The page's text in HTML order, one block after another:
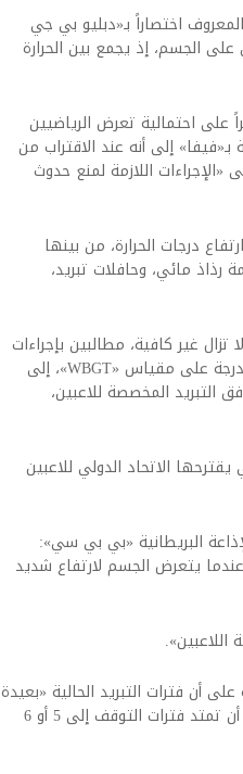
اختصاراً بـ«دبليو بي جي
على الجسم، إذ يجمع بين الحرارة
خطيراً على احتمالية تعرض الرياضيين
إلى أنه عند الاقتراب من
«الإجراءات اللازمة لمنع حدوث
درجات الحرارة، من بينها
رذاذ مائي، وحافلات تبريد،
تزال غير كافية، مطالبين بإجراءات
أكثر صرامة تشمل تأجيل المباريات أو إيقافها عند تجاوز الحرارة 28 درجة على مقياس «WBGT»، إلى
عن 6 دقائق، وتحسين مرافق التبريد المخصصة للاعبين،
الاتحاد الدولي للاعبين
البريطانية «بي بي سي»:
يتعرض الجسم لارتفاع شديد
أن فترات التبريد الحالية «بعيدة
عن المستوى المثالي»، موضحاً: «3 دقائق غير كافية إطلاقاً، ويجب أن تمتد فترات التوقف إلى 5 أو 6